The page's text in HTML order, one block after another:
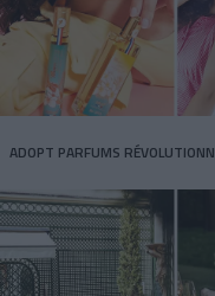
ADOPT PARFUMS